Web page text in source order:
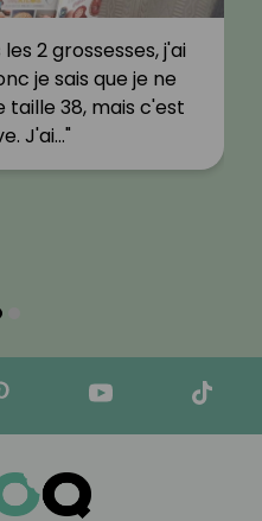
les 2 grossesses, j'ai
je sais que je ne
taille 38, mais c'est
J'ai…"